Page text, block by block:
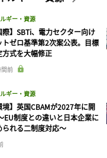
ギー・資源
際】SBTi、電力セクター向け
トゼロ基準第2次案公表。目標
方式を大幅修正
前
ギー・資源
境】英国CBAMが2027年に開
EU制度との違いと日本企業に
られる二制度対応〜